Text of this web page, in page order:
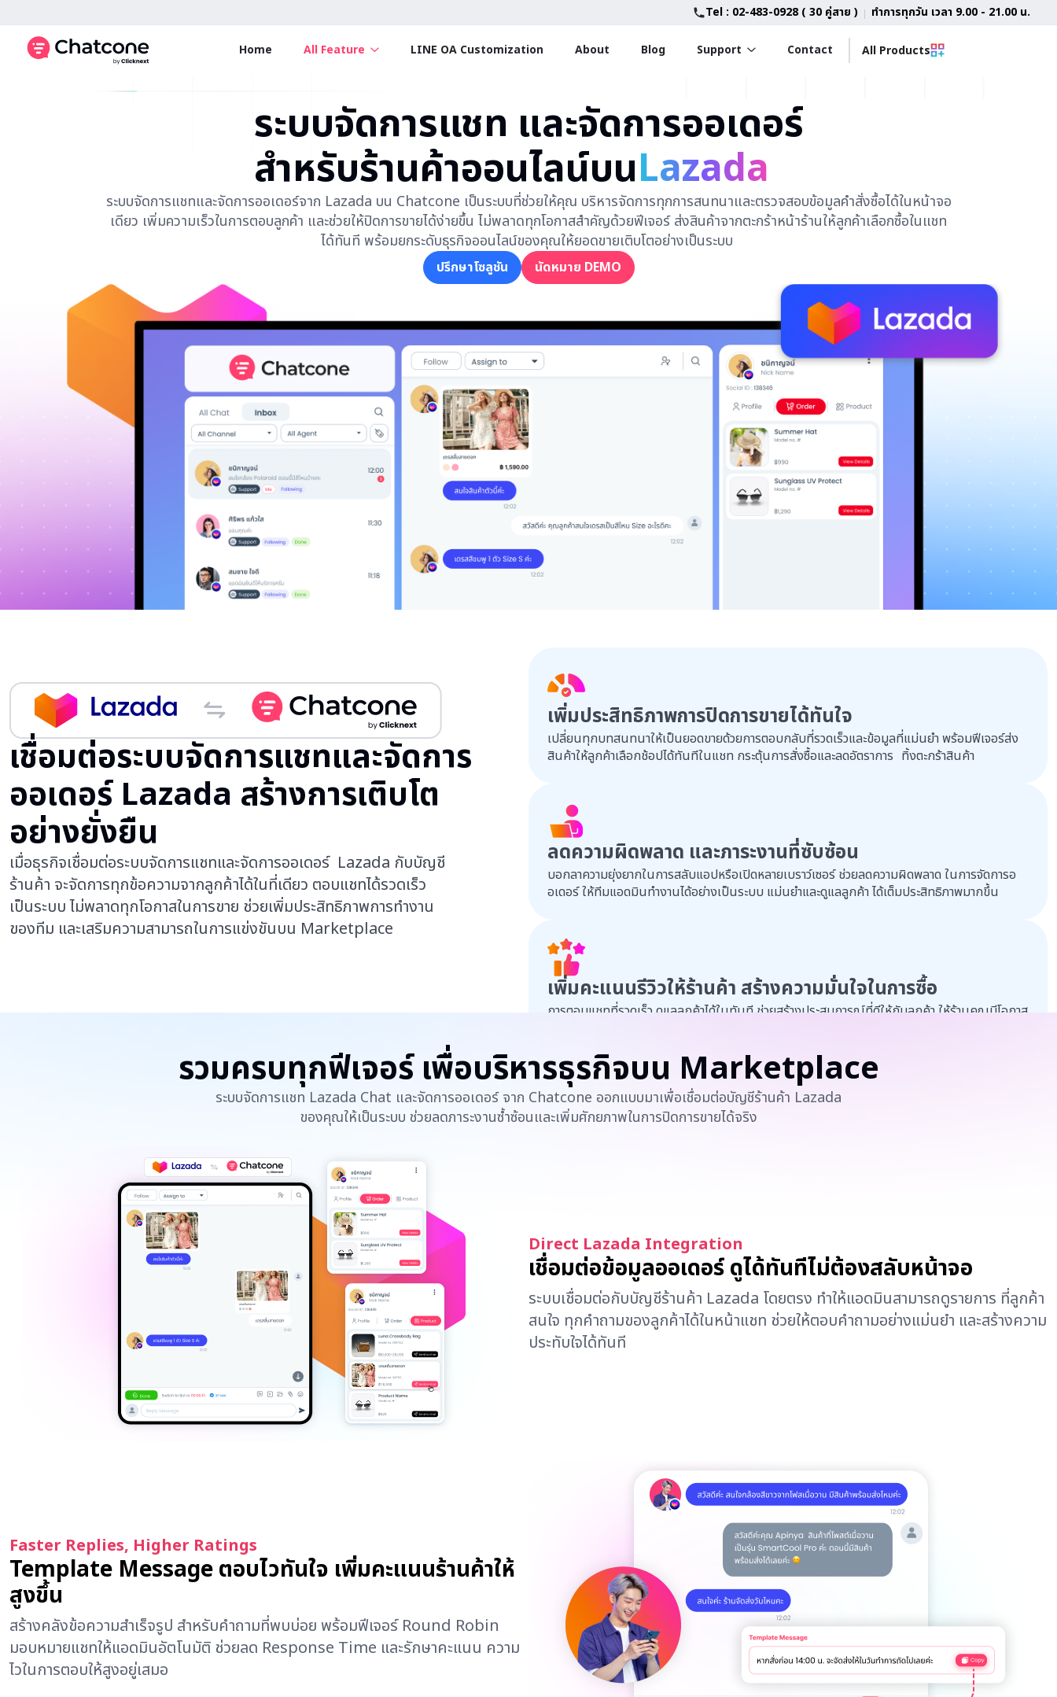
Tel : 02-483-0928 ( 30 คู่สาย ) ทำการทุกวัน เวลา 9.00 - 21.00 น.
Home All Feature LINE OA Customization About Blog Support Contact All Products
ระบบจัดการแชท และจัดการออเดอร์
สำหรับร้านค้าออนไลน์บนLazada
ระบบจัดการแชทและจัดการออเดอร์จาก Lazada บน Chatcone เป็นระบบที่ช่วยให้คุณ บริหารจัดการทุกการสนทนาและตรวจสอบข้อมูลคำสั่งซื้อได้ในหน้าจอ
เดียว เพิ่มความเร็วในการตอบลูกค้า และช่วยให้ปิดการขายได้ง่ายขึ้น ไม่พลาดทุกโอกาสสำคัญด้วยฟีเจอร์ ส่งสินค้าจากตะกร้าหน้าร้านให้ลูกค้าเลือกซื้อในแชท
ได้ทันที พร้อมยกระดับธุรกิจออนไลน์ของคุณให้ยอดขายเติบโตอย่างเป็นระบบ
ปรึกษาโซลูชัน นัดหมาย DEMO
เชื่อมต่อระบบจัดการแชทและจัดการ
ออเดอร์ Lazada สร้างการเติบโต
อย่างยั่งยืน
เมื่อธุรกิจเชื่อมต่อระบบจัดการแชทและจัดการออเดอร์ Lazada กับบัญชี
ร้านค้า จะจัดการทุกข้อความจากลูกค้าได้ในที่เดียว ตอบแชทได้รวดเร็ว
เป็นระบบ ไม่พลาดทุกโอกาสในการขาย ช่วยเพิ่มประสิทธิภาพการทำงาน
ของทีม และเสริมความสามารถในการแข่งขันบน Marketplace
เพิ่มประสิทธิภาพการปิดการขายได้ทันใจ
เปลี่ยนทุกบทสนทนาให้เป็นยอดขายด้วยการตอบกลับที่รวดเร็วและข้อมูลที่แม่นยำ พร้อมฟีเจอร์ส่ง
สินค้าให้ลูกค้าเลือกช้อปได้ทันทีในแชท กระตุ้นการสั่งซื้อและลดอัตราการ ทิ้งตะกร้าสินค้า
ลดความผิดพลาด และภาระงานที่ซับซ้อน
บอกลาความยุ่งยากในการสลับแอปหรือเปิดหลายเบราว์เซอร์ ช่วยลดความผิดพลาด ในการจัดการอ
อเดอร์ ให้ทีมแอดมินทำงานได้อย่างเป็นระบบ แม่นยำและดูแลลูกค้า ได้เต็มประสิทธิภาพมากขึ้น
เพิ่มคะแนนรีวิวให้ร้านค้า สร้างความมั่นใจในการซื้อ
การตอบแชทที่รวดเร็ว ดูแลลูกค้าได้ในทันที ช่วยสร้างประสบการณ์ที่ดีให้กับลูกค้า ให้ร้านคุณมีโอกาส
รองรับการเติบโตของธุรกิจ อย่างไร้ขีดจำกัด
รวมครบทุกฟีเจอร์ เพื่อบริหารธุรกิจบน Marketplace
ระบบจัดการแชท Lazada Chat และจัดการออเดอร์ จาก Chatcone ออกแบบมาเพื่อเชื่อมต่อบัญชีร้านค้า Lazada
ของคุณให้เป็นระบบ ช่วยลดภาระงานซ้ำซ้อนและเพิ่มศักยภาพในการปิดการขายได้จริง
Direct Lazada Integration
เชื่อมต่อข้อมูลออเดอร์ ดูได้ทันทีไม่ต้องสลับหน้าจอ
ระบบเชื่อมต่อกับบัญชีร้านค้า Lazada โดยตรง ทำให้แอดมินสามารถดูรายการ ที่ลูกค้า
สนใจ ทุกคำถามของลูกค้าได้ในหน้าแชท ช่วยให้ตอบคำถามอย่างแม่นยำ และสร้างความ
ประทับใจได้ทันที
Faster Replies, Higher Ratings
Template Message ตอบไวทันใจ เพิ่มคะแนนร้านค้าให้
สูงขึ้น
สร้างคลังข้อความสำเร็จรูป สำหรับคำถามที่พบบ่อย พร้อมฟีเจอร์ Round Robin
มอบหมายแชทให้แอดมินอัตโนมัติ ช่วยลด Response Time และรักษาคะแนน ความ
ไวในการตอบให้สูงอยู่เสมอ